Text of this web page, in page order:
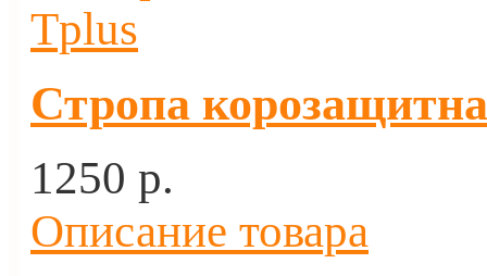
Стропа
1250 p.
Описание товара